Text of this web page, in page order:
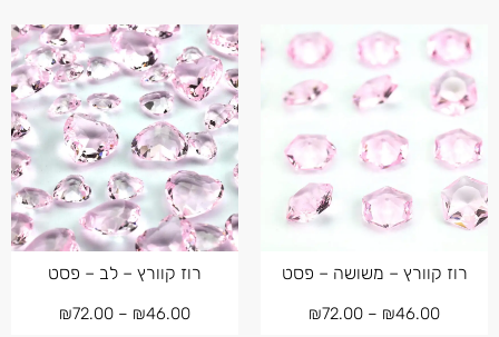
רוז קוורץ – משושה – פסט
₪46.00
–
₪72.00
רוז קוורץ – לב – פסט
₪46.00
–
₪72.00